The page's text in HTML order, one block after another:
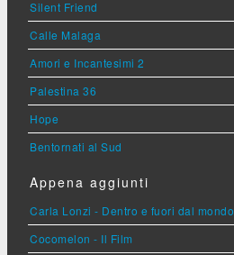
Silent Friend
Calle Malaga
Amori e Incantesimi 2
Palestina 36
Hope
Bentornati al Sud
Appena aggiunti
Carla Lonzi - Dentro e fuori dal mondo
Cocomelon - Il Film